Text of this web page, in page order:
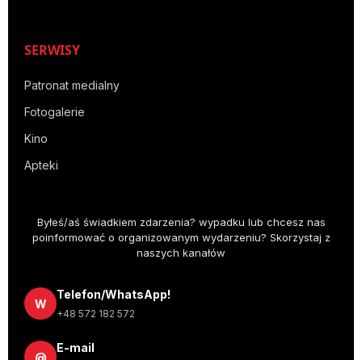
SERWISY
Patronat medialny
Fotogalerie
Kino
Apteki
Byłeś/aś świadkiem zdarzenia? wypadku lub chcesz nas
poinformować o organizowanym wydarzeniu? Skorzystaj z
naszych kanałów
W
Telefon/WhatsApp!
+48 572 182 572
@
E-mail